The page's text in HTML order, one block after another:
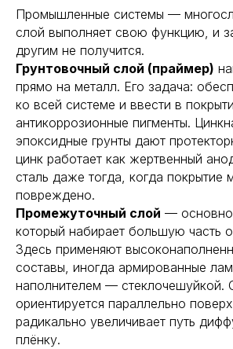
Промышленные системы —
слой выполняет свою функцию, и
другим не получится.
Грунтовочный слой (праймер)
прямо на металл. Его задача:
ко всей системе и ввести в
антикоррозионные пигменты.
эпоксидные грунты дают
цинк работает как жертвенный
сталь даже тогда, когда покрытие
повреждено.
Промежуточный слой —
который набирает большую часть
Здесь применяют
составы, иногда армированные
наполнителем — стеклочешуйкой.
ориентируется параллельно
радикально увеличивает путь
плёнку.